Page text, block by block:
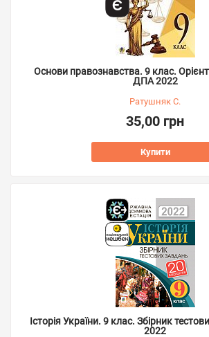
Основи правознавства. 9 клас.
ДПА 2022
Ратушняк С.
35,00 грн
Купити
Історія України. 9 клас. Збірник
2022